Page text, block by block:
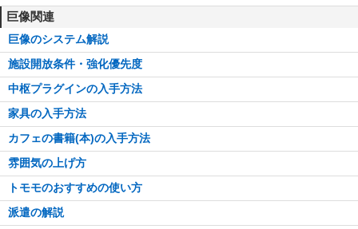
巨像関連
巨像のシステム解説
施設開放条件・強化優先度
中枢プラグインの入手方法
家具の入手方法
カフェの書籍(本)の入手方法
雰囲気の上げ方
トモモのおすすめの使い方
派遣の解説